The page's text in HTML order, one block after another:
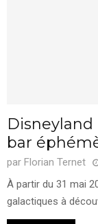
bar
par Florian Ternet
À partir du 31 mai
galactiques à